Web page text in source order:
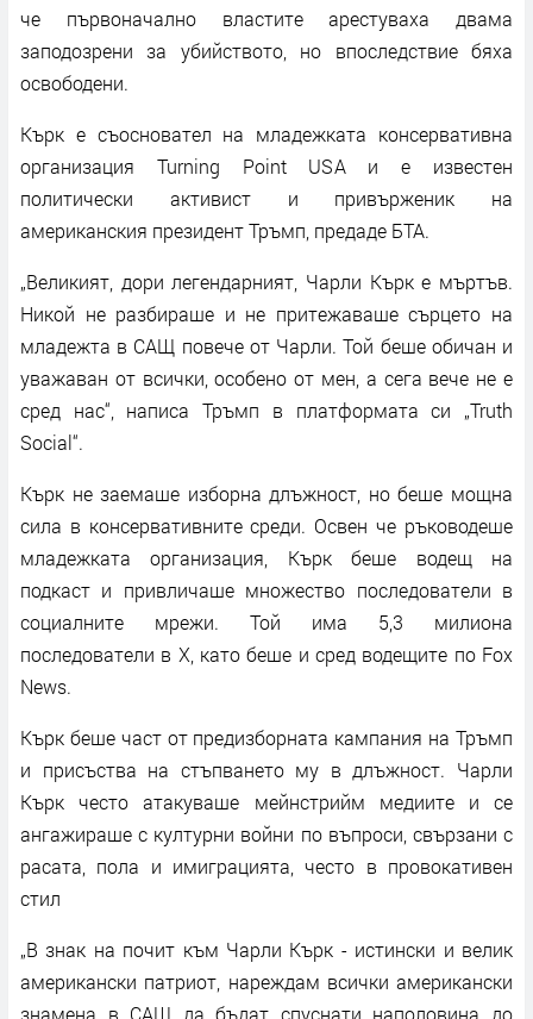
че първоначално властите арестуваха двама
заподозрени за убийството, но впоследствие бяха
освободени.
Кърк е съосновател на младежката консервативна
организация Turning Point USA и е известен
политически активист и привърженик на
американския президент Тръмп, предаде БТА.
„Великият, дори легендарният, Чарли Кърк е мъртъв.
Никой не разбираше и не притежаваше сърцето на
младежта в САЩ повече от Чарли. Той беше обичан и
уважаван от всички, особено от мен, а сега вече не е
сред нас“, написа Тръмп в платформата си „Truth
Social“.
Кърк не заемаше изборна длъжност, но беше мощна
сила в консервативните среди. Освен че ръководеше
младежката организация, Кърк беше водещ на
подкаст и привличаше множество последователи в
социалните мрежи. Toй има 5,3 милиона
последователи в Х, като беше и сред водещите по Fox
News.
Кърк беше част от предизборната кампания на Тръмп
и присъства на стъпването му в длъжност. Чарли
Кърк често атакуваше мейнстрийм медиите и се
ангажираше с културни войни по въпроси, свързани с
расата, пола и имиграцията, често в провокативен
стил
„В знак на почит към Чарли Кърк - истински и велик
американски патриот, нареждам всички американски
знамена в САЩ да бъдат спуснати наполовина до